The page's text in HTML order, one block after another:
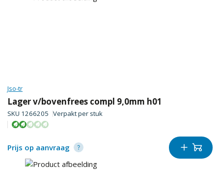
Jso-tr
Lager v/bovenfrees compl 9,0mm h01
SKU 1266205 Verpakt per stuk
Prijs op aanvraag